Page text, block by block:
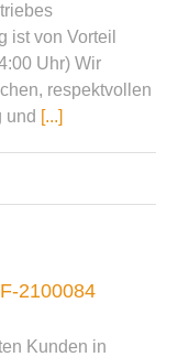
ist von Vorteil
Uhr) Wir
respektvollen
und [...]
2100084
Kunden in